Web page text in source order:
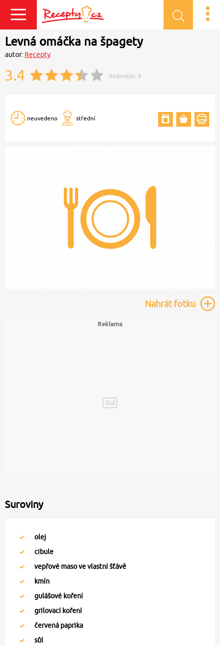
Přihlásit se
Levná omáčka na špagety
autor: Recepty
3.4 hodnotilo: 9
neuvedeno střední
Nahrátfotku
Suroviny
olej
cibule
vepřové maso ve vlastní šťávě
kmín
gulášové koření
grilovací koření
červená paprika
sůl